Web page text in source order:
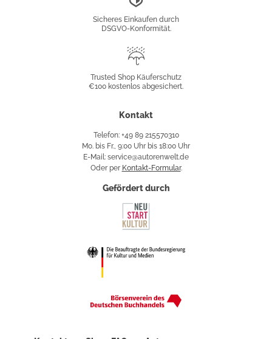
Sicheres Einkaufen durch
DSGVO-Konformität.
Käuferschutz
Trusted Shop Käuferschutz
€100 kostenlos abgesichert.
Kontakt
Telefon: +49 89 215570310
Mo. bis Fr., 9:00 Uhr bis 18:00 Uhr
E-Mail: service@autorenwelt.de
Oder per Kontakt-Formular.
Gefördert durch